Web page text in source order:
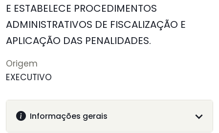
E ESTABELECE PROCEDIMENTOS
ADMINISTRATIVOS DE FISCALIZAÇÃO E
APLICAÇÃO DAS PENALIDADES.
Origem
EXECUTIVO
Informações gerais